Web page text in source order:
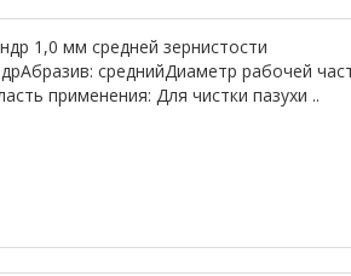
1,0 мм средней зернистости
среднийДиаметр рабочей
применения: Для чистки пазухи ..